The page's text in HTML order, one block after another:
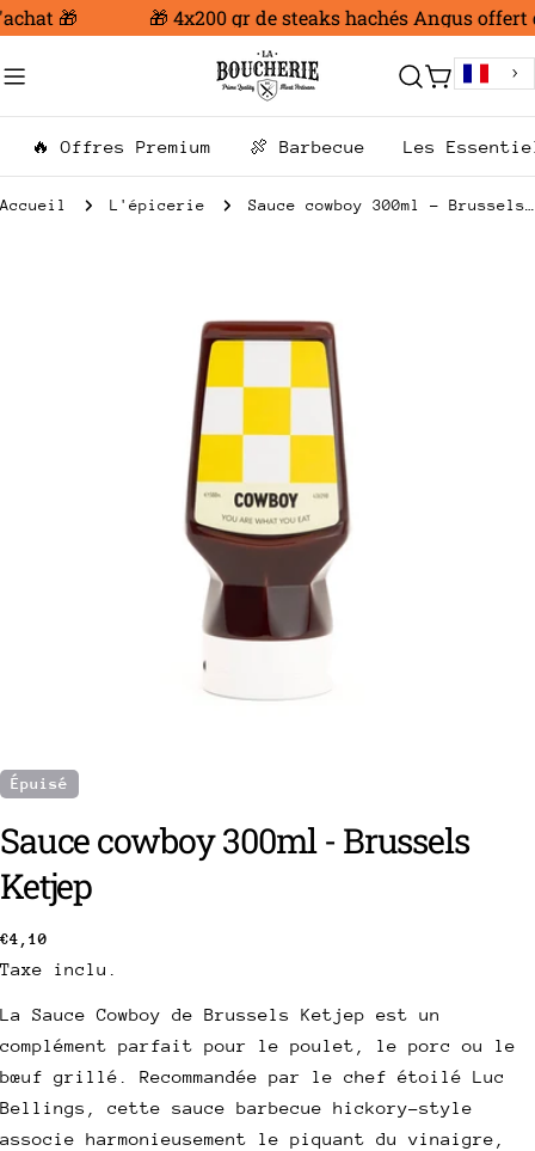
Aller
contenu
🎁 🎁 4x200 gr de steaks hachés Angus offert
Chariot
🔥 Offres Premium 🍖 Barbecue Les
Accueil L'épicerie Sauce cowboy 300ml - Brussels Ketjep
le média 0 en mode modal
Épuisé
Sauce cowboy 300ml - Brussels
Ketjep
Prix
€4,10
Taxe inclu.
La Sauce Cowboy de Brussels Ketjep est un
complément parfait pour le poulet, le porc ou le
bœuf grillé. Recommandée par le chef étoilé Luc
Bellings, cette sauce barbecue hickory-style
associe harmonieusement le piquant du vinaigre,
Partager ce produit
Votre